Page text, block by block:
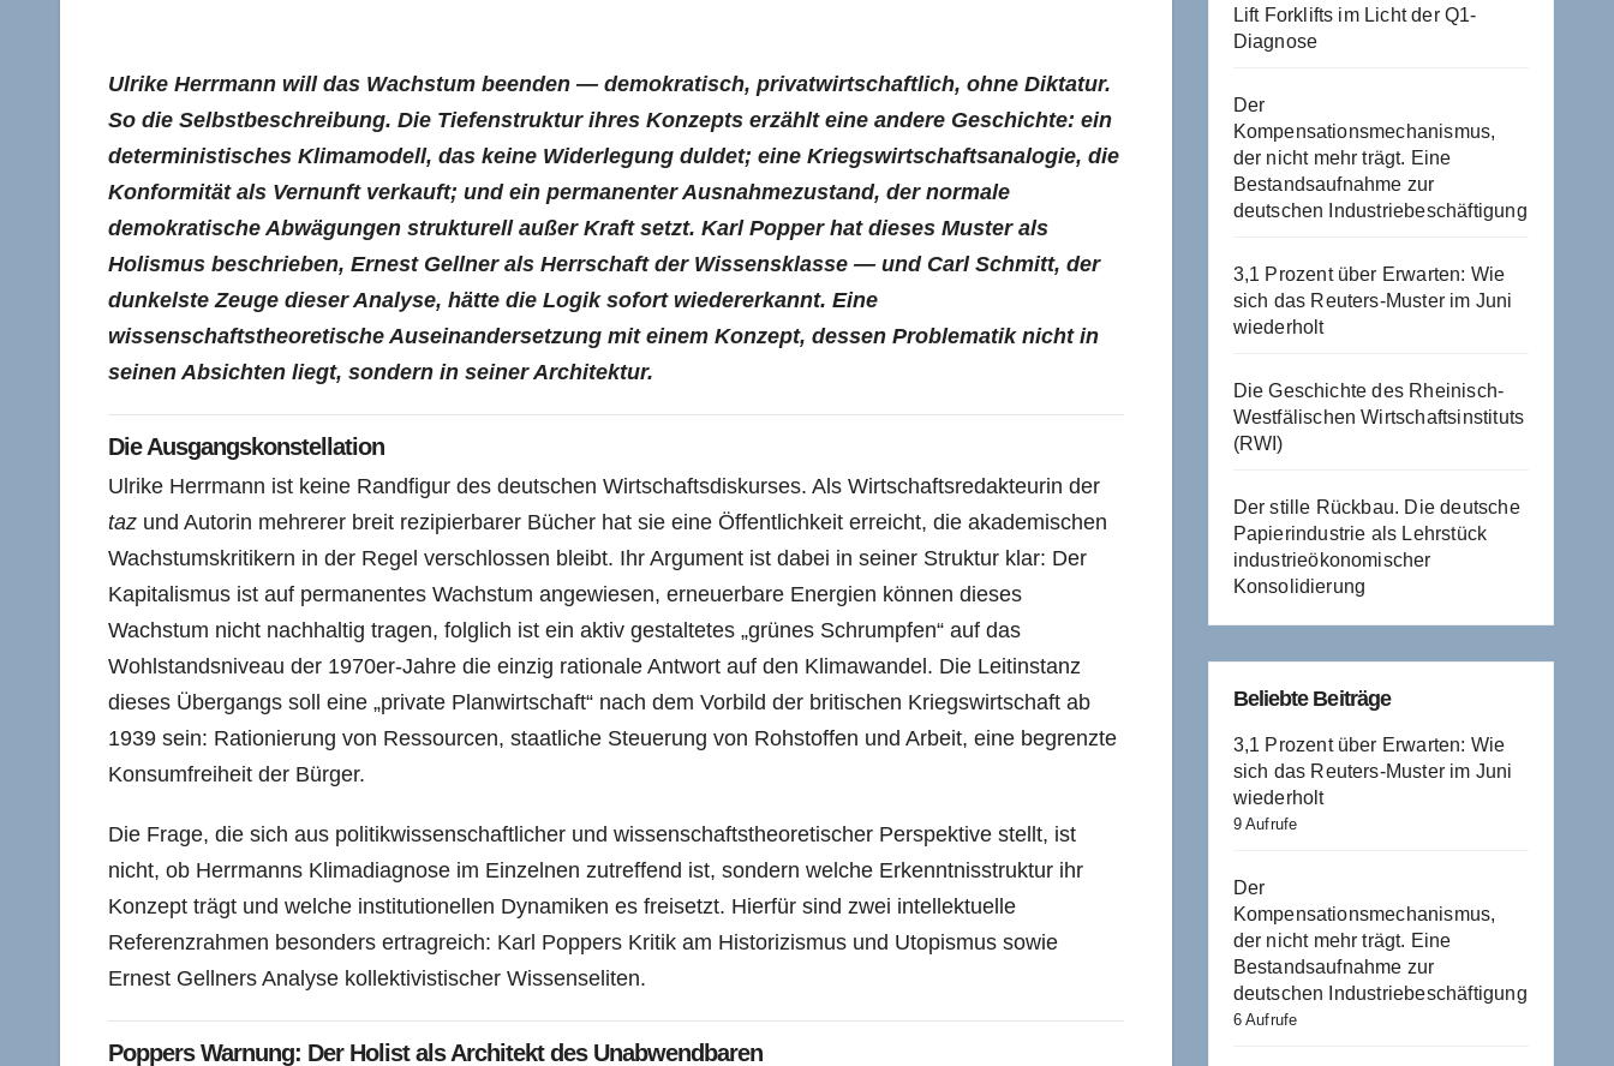
Ulrike Herrmann will das Wachstum beenden — demokratisch, privatwirtschaftlich, ohne Diktatur.
So die Selbstbeschreibung. Die Tiefenstruktur ihres Konzepts erzählt eine andere Geschichte: ein
deterministisches Klimamodell, das keine Widerlegung duldet; eine Kriegswirtschaftsanalogie, die
Konformität als Vernunft verkauft; und ein permanenter Ausnahmezustand, der normale
demokratische Abwägungen strukturell außer Kraft setzt. Karl Popper hat dieses Muster als
Holismus beschrieben, Ernest Gellner als Herrschaft der Wissensklasse — und Carl Schmitt, der
dunkelste Zeuge dieser Analyse, hätte die Logik sofort wiedererkannt. Eine
wissenschaftstheoretische Auseinandersetzung mit einem Konzept, dessen Problematik nicht in
seinen Absichten liegt, sondern in seiner Architektur.
Die Ausgangskonstellation
Ulrike Herrmann ist keine Randfigur des deutschen Wirtschaftsdiskurses. Als Wirtschaftsredakteurin der
taz und Autorin mehrerer breit rezipierbarer Bücher hat sie eine Öffentlichkeit erreicht, die akademischen
Wachstumskritikern in der Regel verschlossen bleibt. Ihr Argument ist dabei in seiner Struktur klar: Der
Kapitalismus ist auf permanentes Wachstum angewiesen, erneuerbare Energien können dieses
Wachstum nicht nachhaltig tragen, folglich ist ein aktiv gestaltetes „grünes Schrumpfen“ auf das
Wohlstandsniveau der 1970er-Jahre die einzig rationale Antwort auf den Klimawandel. Die Leitinstanz
dieses Übergangs soll eine „private Planwirtschaft“ nach dem Vorbild der britischen Kriegswirtschaft ab
1939 sein: Rationierung von Ressourcen, staatliche Steuerung von Rohstoffen und Arbeit, eine begrenzte
Konsumfreiheit der Bürger.
Die Frage, die sich aus politikwissenschaftlicher und wissenschaftstheoretischer Perspektive stellt, ist
nicht, ob Herrmanns Klimadiagnose im Einzelnen zutreffend ist, sondern welche Erkenntnisstruktur ihr
Konzept trägt und welche institutionellen Dynamiken es freisetzt. Hierfür sind zwei intellektuelle
Referenzrahmen besonders ertragreich: Karl Poppers Kritik am Historizismus und Utopismus sowie
Ernest Gellners Analyse kollektivistischer Wissenseliten.
Poppers Warnung: Der Holist als Architekt des Unabwendbaren
Lift Forklifts im Licht der Q1-
Diagnose
Der
Kompensationsmechanismus,
der nicht mehr trägt. Eine
Bestandsaufnahme zur
deutschen Industriebeschäftigung
3,1 Prozent über Erwarten: Wie
sich das Reuters-Muster im Juni
wiederholt
Die Geschichte des Rheinisch-
Westfälischen Wirtschaftsinstituts
(RWI)
Der stille Rückbau. Die deutsche
Papierindustrie als Lehrstück
industrieökonomischer
Konsolidierung
Beliebte Beiträge
3,1 Prozent über Erwarten: Wie
sich das Reuters-Muster im Juni
wiederholt
9 Aufrufe
Der
Kompensationsmechanismus,
der nicht mehr trägt. Eine
Bestandsaufnahme zur
deutschen Industriebeschäftigung
6 Aufrufe